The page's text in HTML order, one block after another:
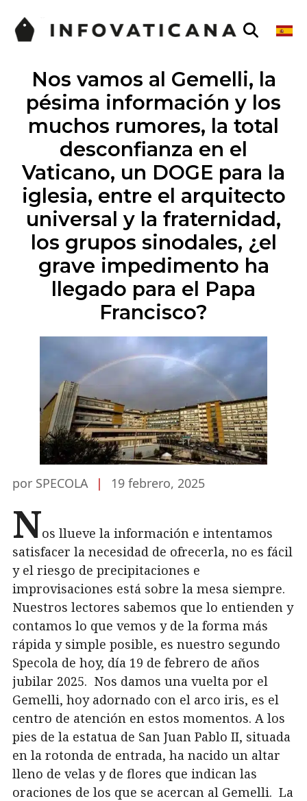
Nos vamos al Gemelli, la
pésima información y los
muchos rumores, la total
desconfianza en el
Vaticano, un DOGE para la
iglesia, entre el arquitecto
universal y la fraternidad,
los grupos sinodales, ¿el
grave impedimento ha
llegado para el Papa
Francisco?
por SPECOLA | 19 febrero, 2025
Nos llueve la información e intentamos
satisfacer la necesidad de ofrecerla, no es fácil
y el riesgo de precipitaciones e
improvisaciones está sobre la mesa siempre.
Nuestros lectores sabemos que lo entienden y
contamos lo que vemos y de la forma más
rápida y simple posible, es nuestro segundo
Specola de hoy, día 19 de febrero de años
jubilar 2025. Nos damos una vuelta por el
Gemelli, hoy adornado con el arco iris, es el
centro de atención en estos momentos. A los
pies de la estatua de San Juan Pablo II, situada
en la rotonda de entrada, ha nacido un altar
lleno de velas y de flores que indican las
oraciones de los que se acercan al Gemelli. La